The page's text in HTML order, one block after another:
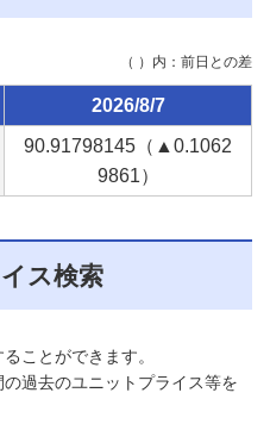
（ ）内：前日との差
2026/8/7
90.91798145 （▲0.1062
9861）
ス検索
ことができます。
過去のユニットプライス等を